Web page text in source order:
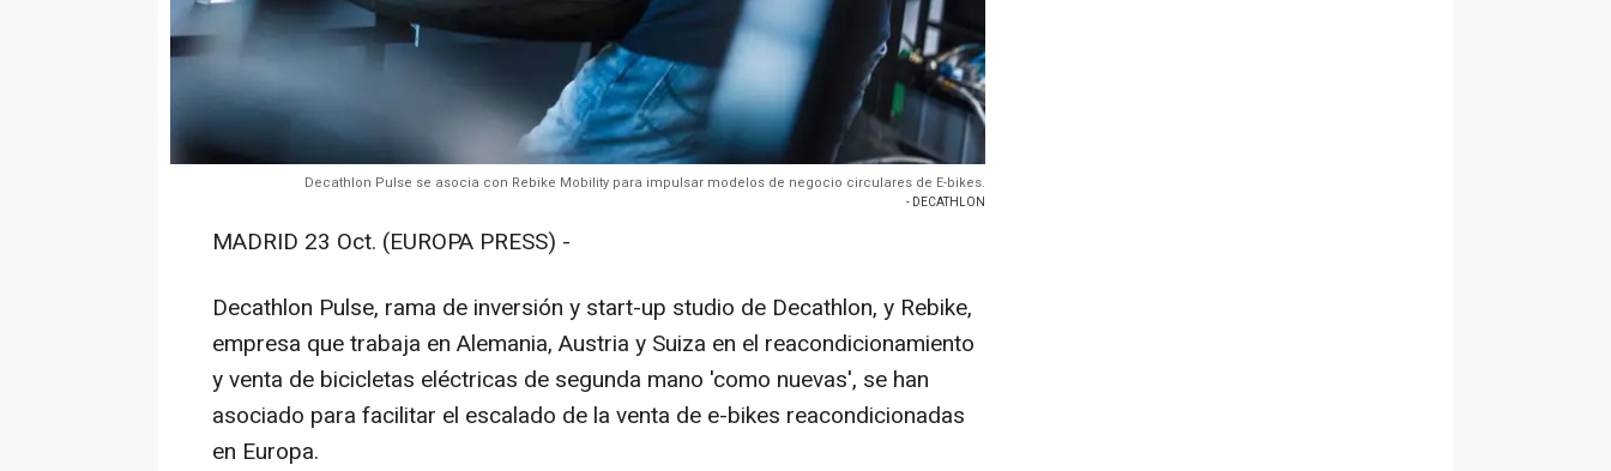
Decathlon Pulse se asocia con Rebike Mobility para impulsar modelos de negocio circulares de E-bikes.
- DECATHLON
MADRID 23 Oct. (EUROPA PRESS) -
Decathlon Pulse, rama de inversión y start-up studio de Decathlon, y Rebike,
empresa que trabaja en Alemania, Austria y Suiza en el reacondicionamiento
y venta de bicicletas eléctricas de segunda mano 'como nuevas', se han
asociado para facilitar el escalado de la venta de e-bikes reacondicionadas
en Europa.